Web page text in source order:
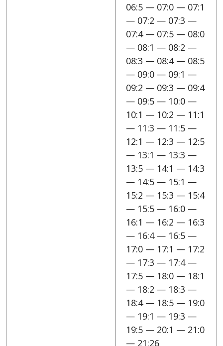
06:5 — 07:0 — 07:1
— 07:2 — 07:3 —
07:4 — 07:5 — 08:0
— 08:1 — 08:2 —
08:3 — 08:4 — 08:5
— 09:0 — 09:1 —
09:2 — 09:3 — 09:4
— 09:5 — 10:0 —
10:1 — 10:2 — 11:1
— 11:3 — 11:5 —
12:1 — 12:3 — 12:5
— 13:1 — 13:3 —
13:5 — 14:1 — 14:3
— 14:5 — 15:1 —
15:2 — 15:3 — 15:4
— 15:5 — 16:0 —
16:1 — 16:2 — 16:3
— 16:4 — 16:5 —
17:0 — 17:1 — 17:2
— 17:3 — 17:4 —
17:5 — 18:0 — 18:1
— 18:2 — 18:3 —
18:4 — 18:5 — 19:0
— 19:1 — 19:3 —
19:5 — 20:1 — 21:0
— 21:26